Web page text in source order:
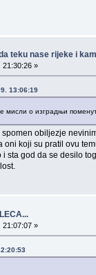
teku nase rijeke i
21:30:26 »
13:06:19
о изградњи
obiljezje
oni koji su pratil ovu
i sta god da se desilo
21:07:07 »